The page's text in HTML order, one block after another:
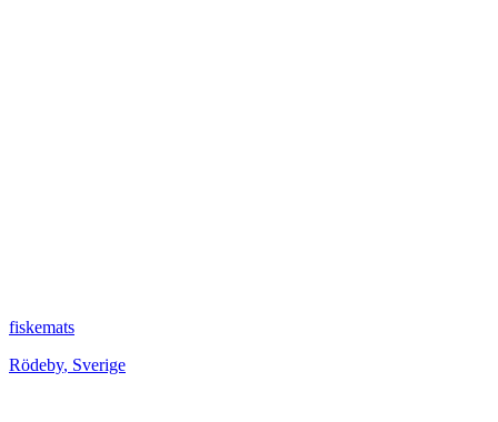
fiskemats
Rödeby, Sverige